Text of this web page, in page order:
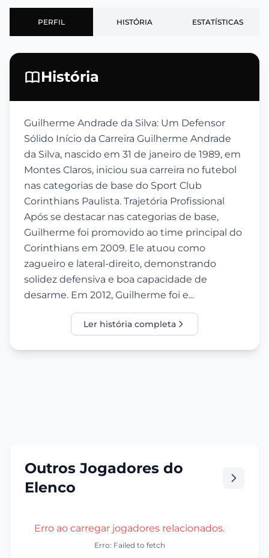
PERFIL HISTÓRIA ESTATÍSTICAS
História
Guilherme Andrade da Silva: Um Defensor
Sólido Início da Carreira Guilherme Andrade
da Silva, nascido em 31 de janeiro de 1989, em
Montes Claros, iniciou sua carreira no futebol
nas categorias de base do Sport Club
Corinthians Paulista. Trajetória Profissional
Após se destacar nas categorias de base,
Guilherme foi promovido ao time principal do
Corinthians em 2009. Ele atuou como
zagueiro e lateral-direito, demonstrando
solidez defensiva e boa capacidade de
desarme. Em 2012, Guilherme foi e...
Ler história completa
Outros Jogadores do
Elenco
Erro ao carregar jogadores relacionados.
Erro: Failed to fetch